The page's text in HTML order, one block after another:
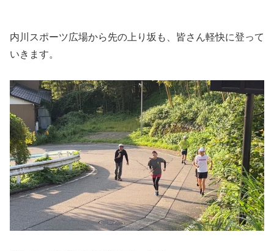
内川スポーツ広場から先の上り坂も、皆さん軽快に登って
いきます。